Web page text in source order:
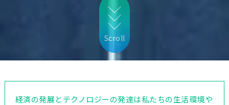
Scroll
経済の発展とテクノロジーの発達は私たちの生活環境や